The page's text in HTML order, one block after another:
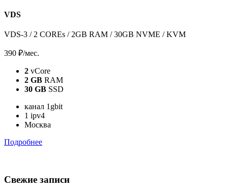
VDS
VDS-3 / 2 COREs / 2GB RAM / 30GB NVME / KVM
390 ₽/мес.
2 vCore
2 GB RAM
30 GB SSD
канал 1gbit
1 ipv4
Москва
Подробнее
Свежие записи